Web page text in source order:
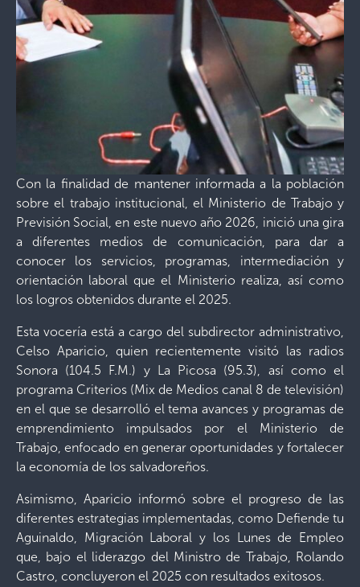
Con la finalidad de mantener informada a la población
sobre el trabajo institucional, el Ministerio de Trabajo y
Previsión Social, en este nuevo año 2026, inició una gira
a diferentes medios de comunicación, para dar a
conocer los servicios, programas, intermediación y
orientación laboral que el Ministerio realiza, así como
los logros obtenidos durante el 2025.
Esta vocería está a cargo del subdirector administrativo,
Celso Aparicio, quien recientemente visitó las radios
Sonora (104.5 F.M.) y La Picosa (95.3), así como el
programa Criterios (Mix de Medios canal 8 de televisión)
en el que se desarrolló el tema avances y programas de
emprendimiento impulsados por el Ministerio de
Trabajo, enfocado en generar oportunidades y fortalecer
la economía de los salvadoreños.
Asimismo, Aparicio informó sobre el progreso de las
diferentes estrategias implementadas, como Defiende tu
Aguinaldo, Migración Laboral y los Lunes de Empleo
que, bajo el liderazgo del Ministro de Trabajo, Rolando
Castro, concluyeron el 2025 con resultados exitosos.